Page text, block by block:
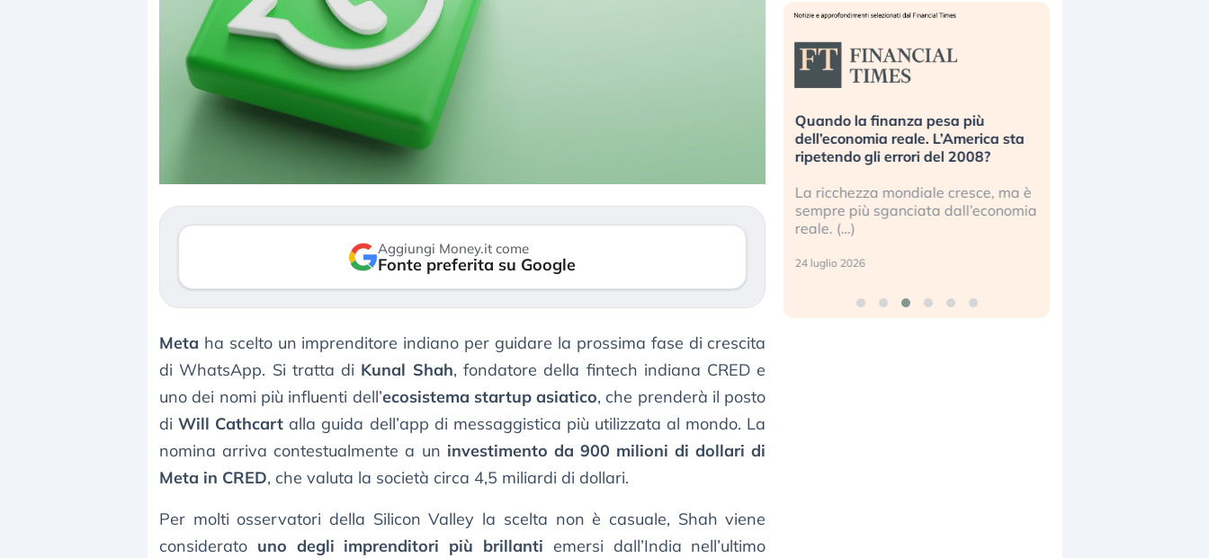
Aggiungi Money.it come
Fonte preferita su Google
Meta ha scelto un imprenditore indiano per guidare la prossima fase di crescita
di WhatsApp. Si tratta di Kunal Shah, fondatore della fintech indiana CRED e
uno dei nomi più influenti dell’ecosistema startup asiatico, che prenderà il posto
diWill Cathcart alla guida dell’app di messaggistica più utilizzata al mondo. La
nomina arriva contestualmente a un investimento da 900 milioni di dollari di
Meta in CRED, che valuta la società circa 4,5 miliardi di dollari.
Per molti osservatori della Silicon Valley la scelta non è casuale, Shah viene
considerato uno degli imprenditori più brillanti emersi dall’India nell’ultimo
Dalle valutazioni estreme alla
correzione. Cosa sta guidando il
repricing degli asset?
mostrando segni di stanchezza
verso le (…)
Kospi, mentre gli investitori retail (…)
30 luglio 2026
Quando la finanza pesa più
dell’economia reale. L’America sta
ripetendo gli errori del 2008?
La ricchezza mondiale cresce, ma è
sempre più sganciata dall’economia
reale. (…)
24 luglio 2026